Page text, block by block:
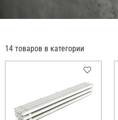
14 товаров в категории